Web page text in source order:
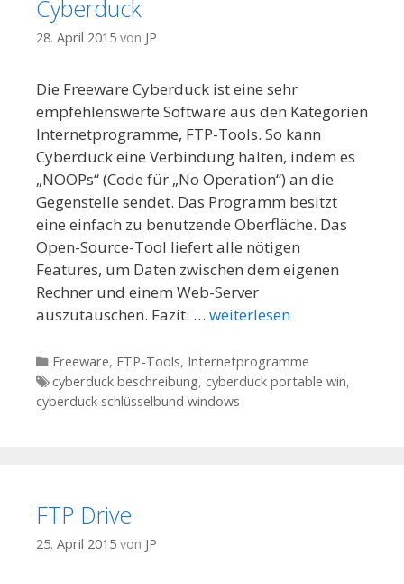
Cyberduck
28. April 2015 von JP
Die Freeware Cyberduck ist eine sehr
empfehlenswerte Software aus den Kategorien
Internetprogramme, FTP-Tools. So kann
Cyberduck eine Verbindung halten, indem es
„NOOPs“ (Code für „No Operation“) an die
Gegenstelle sendet. Das Programm besitzt
eine einfach zu benutzende Oberfläche. Das
Open-Source-Tool liefert alle nötigen
Features, um Daten zwischen dem eigenen
Rechner und einem Web-Server
auszutauschen. Fazit: … weiterlesen
Kategorien
Freeware, FTP-Tools, Internetprogramme
Tags
cyberduck beschreibung, cyberduck portable win,
cyberduck schlüsselbund windows
FTP Drive
25. April 2015 von JP